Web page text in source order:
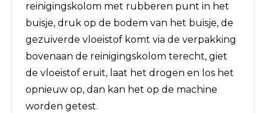
reinigingskolom met rubberen punt in het
buisje, druk op de bodem van het buisje, de
gezuiverde vloeistof komt via de verpakking
bovenaan de reinigingskolom terecht, giet
de vloeistof eruit, laat het drogen en los het
opnieuw op, dan kan het op de machine
worden getest.